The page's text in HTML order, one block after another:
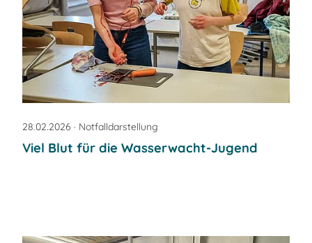
28.02.2026 · Notfalldarstellung
Viel Blut für die Wasserwacht-Jugend